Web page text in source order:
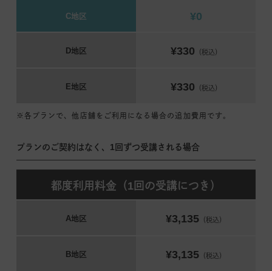
C地区 ¥0
D地区 ¥330 （税込）
E地区 ¥330 （税込）
※各プランで、他店舗をご利用になる場合の追加費用です。
プランのご契約はなく、1回ずつ受講される場合
都度利用料金（1回の受講につき）
A地区 ¥3,135 （税込）
B地区 ¥3,135 （税込）